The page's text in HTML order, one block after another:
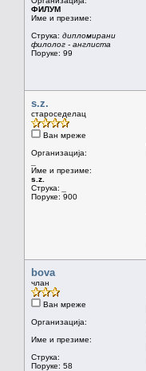
ФИЛУМ
Име и презиме:
Струка: дипломирани
филолог - англиста
Поруке: 99
s.z.
староседелац
Ван мреже
Организација:
Име и презиме:
s.z.
Струка:
Поруке: 900
bova
члан
Ван мреже
Организација:
Име и презиме:
Струка:
Поруке: 58